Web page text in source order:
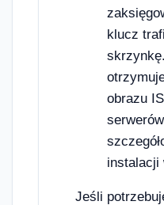
klucz
obrazu
instalacji
Jeśli